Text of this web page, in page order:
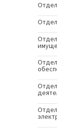
Отдел
Отдел